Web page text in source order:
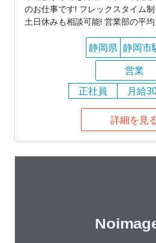
のお仕事です! フレックスタイム
土日休みも相談可能! 営業部の平
静岡県 静岡市
営業
正社員
月給
詳細を見